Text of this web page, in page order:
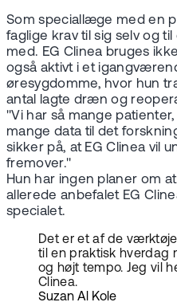
Som speciallæge med en
faglige krav til sig selv og
med. EG Clinea bruges
også aktivt i et
øresygdomme, hvor hun
antal lagte dræn og
"Vi har så mange
mange data til det
sikker på, at EG Clinea vil
fremover."
Hun har ingen planer om
allerede anbefalet EG
specialet.
Det er et af de
til en praktisk hverdag
og højt tempo. Jeg vil
Clinea.
Suzan Al Kole